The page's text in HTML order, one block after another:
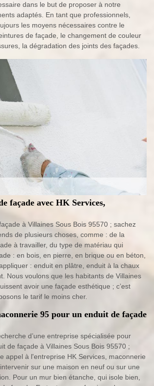
dans le but de proposer à notre
adaptés. En tant que professionnels,
les moyens nécessaires contre le
de façade, le changement de couleur
la dégradation des joints des façades.
façade avec HK Services,
à Villaines Sous Bois 95570 ; sachez
de plusieurs choses, comme : de la
à travailler, du type de matériau qui
: en bois, en pierre, en brique ou en béton,
: enduit en plâtre, enduit à la chaux
Nous voulons que les habitants de Villaines
avoir une façade esthétique ; c’est
le tarif le moins cher.
95 pour un enduit de façade
d’une entreprise spécialisée pour
de façade à Villaines Sous Bois 95570 ;
appel à l'entreprise HK Services, maconnerie
sur une maison en neuf ou sur une
Pour un mur bien étanche, qui isole bien,